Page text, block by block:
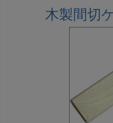
木製間切